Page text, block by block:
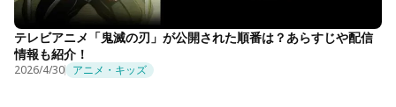
テレビアニメ「鬼滅の刃」が公開された順番は？あらすじや配信
情報も紹介！
2026/4/30 アニメ・キッズ